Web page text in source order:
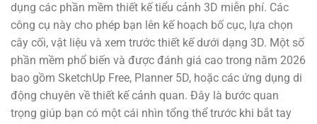
dụng các phần mềm thiết kế tiểu cảnh 3D miễn phí. Các
công cụ này cho phép bạn lên kế hoạch bố cục, lựa chọn
cây cối, vật liệu và xem trước thiết kế dưới dạng 3D. Một số
phần mềm phổ biến và được đánh giá cao trong năm 2026
bao gồm SketchUp Free, Planner 5D, hoặc các ứng dụng di
động chuyên về thiết kế cảnh quan. Đây là bước quan
trọng giúp bạn có một cái nhìn tổng thể trước khi bắt tay